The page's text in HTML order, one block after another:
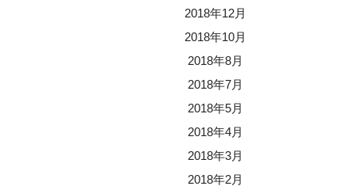
2018年12月
2018年10月
2018年8月
2018年7月
2018年5月
2018年4月
2018年3月
2018年2月